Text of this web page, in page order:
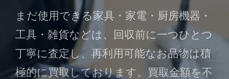
まだ使用できる家具・家電・厨房機器・
工具・雑貨などは、回収前に一つひとつ
丁寧に査定し、再利用可能なお品物は積
極的に買取しております。買取金額を不